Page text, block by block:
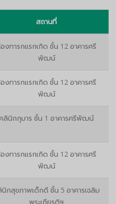
สถานที่
งทารกแรกเกิด ชั้น 12 อาคารศรี
พัฒน์
งทารกแรกเกิด ชั้น 12 อาคารศรี
พัฒน์
ลินิกกุมาร ชั้น 1 อาคารศรีพัฒน์
งทารกแรกเกิด ชั้น 12 อาคารศรี
พัฒน์
กสุขภาพเด็กดี ชั้น 5 อาคารเฉลิม
พระเกียรติฯ